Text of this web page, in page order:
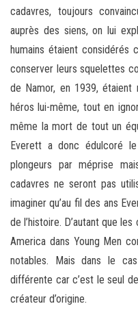
cadavres, toujours
auprès des siens, on lui
humains étaient considérés
conserver leurs squelettes
de Namor, en 1939,
héros lui-même, tout en
même la mort de tout un
Everett a donc édulcoré
plongeurs par méprise
cadavres ne seront pas
imaginer qu’au fil des ans
de l’histoire. D’autant que
America dans Young Men
notables. Mais dans le
différente car c’est le seul
créateur d’origine.